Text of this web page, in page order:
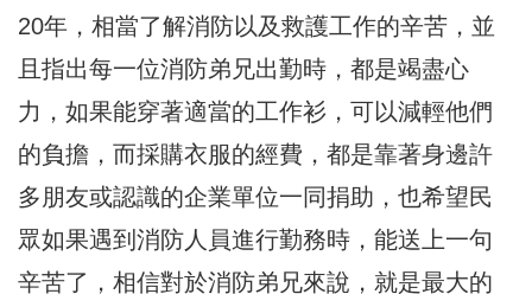
20年，相當了解消防以及救護工作的辛苦，並
且指出每一位消防弟兄出勤時，都是竭盡心
力，如果能穿著適當的工作衫，可以減輕他們
的負擔，而採購衣服的經費，都是靠著身邊許
多朋友或認識的企業單位一同捐助，也希望民
眾如果遇到消防人員進行勤務時，能送上一句
辛苦了，相信對於消防弟兄來說，就是最大的